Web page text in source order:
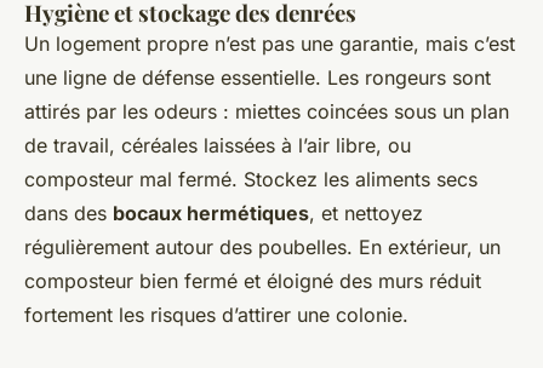
Hygiène et stockage des denrées
Un logement propre n’est pas une garantie, mais c’est
une ligne de défense essentielle. Les rongeurs sont
attirés par les odeurs : miettes coincées sous un plan
de travail, céréales laissées à l’air libre, ou
composteur mal fermé. Stockez les aliments secs
dans des bocaux hermétiques, et nettoyez
régulièrement autour des poubelles. En extérieur, un
composteur bien fermé et éloigné des murs réduit
fortement les risques d’attirer une colonie.